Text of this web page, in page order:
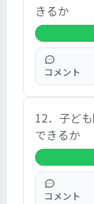
0.0％、
た。また
しても保
てくださ
きるか
コメント
この項目
の93.1％
0.0％、
た。また
でなく、
いて対応
12．子ど
できるか
コメント